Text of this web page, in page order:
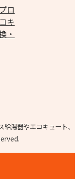
湯器やエコキュート、